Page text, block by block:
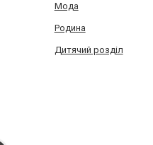
Мода
Родина
Дитячий розділ